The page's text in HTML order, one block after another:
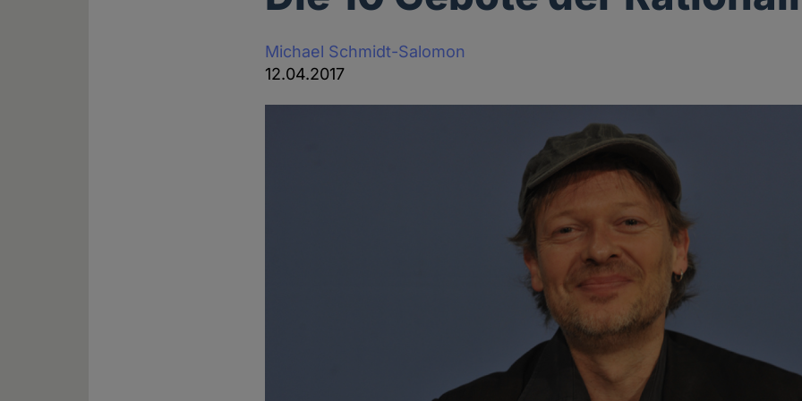
Michael Schmidt-Salomon
12.04.2017